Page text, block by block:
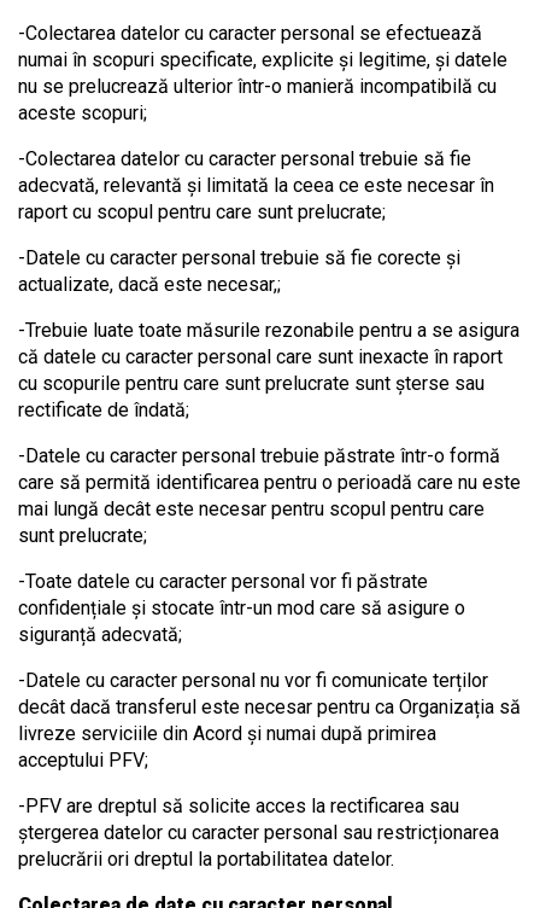
-Colectarea datelor cu caracter personal se efectuează
numai în scopuri specificate, explicite și legitime, și datele
nu se prelucrează ulterior într-o manieră incompatibilă cu
aceste scopuri;
-Colectarea datelor cu caracter personal trebuie să fie
adecvată, relevantă și limitată la ceea ce este necesar în
raport cu scopul pentru care sunt prelucrate;
-Datele cu caracter personal trebuie să fie corecte și
actualizate, dacă este necesar,;
-Trebuie luate toate măsurile rezonabile pentru a se asigura
că datele cu caracter personal care sunt inexacte în raport
cu scopurile pentru care sunt prelucrate sunt șterse sau
rectificate de îndată;
-Datele cu caracter personal trebuie păstrate într-o formă
care să permită identificarea pentru o perioadă care nu este
mai lungă decât este necesar pentru scopul pentru care
sunt prelucrate;
-Toate datele cu caracter personal vor fi păstrate
confidențiale și stocate într-un mod care să asigure o
siguranță adecvată;
-Datele cu caracter personal nu vor fi comunicate terților
decât dacă transferul este necesar pentru ca Organizația să
livreze serviciile din Acord și numai după primirea
acceptului PFV;
-PFV are dreptul să solicite acces la rectificarea sau
ștergerea datelor cu caracter personal sau restricționarea
prelucrării ori dreptul la portabilitatea datelor.